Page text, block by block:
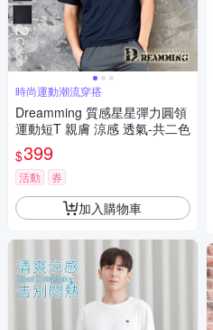
時尚運動潮流穿搭
Dreamming 質感星星彈力圓領
運動短T 親膚 涼感 透氣-共二色
$399
活動 券
加入購物車